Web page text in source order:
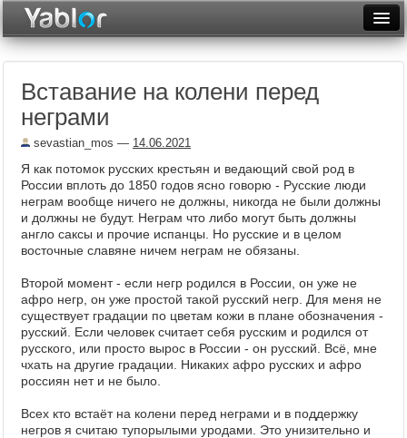
Неделя
Архив
Фототоп
Вставание на колени перед
неграми
sevastian_mos — 14.06.2021
Я как потомок русских крестьян и ведающий свой род в
России вплоть до 1850 годов ясно говорю - Русские люди
неграм вообще ничего не должны, никогда не были должны
и должны не будут. Неграм что либо могут быть должны
англо саксы и прочие испанцы. Но русские и в целом
восточные славяне ничем неграм не обязаны.
Второй момент - если негр родился в России, он уже не
афро негр, он уже простой такой русский негр. Для меня не
существует градации по цветам кожи в плане обозначения -
русский. Если человек считает себя русским и родился от
русского, или просто вырос в России - он русский. Всё, мне
чхать на другие градации. Никаких афро русских и афро
россиян нет и не было.
Всех кто встаёт на колени перед неграми и в поддержку
негров я считаю тупорылыми уродами. Это унизительно и